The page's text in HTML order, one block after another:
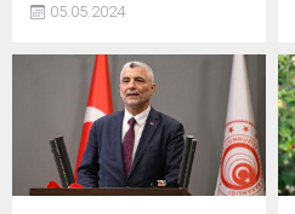
demirciliği yarım asırdır
05.05.2024